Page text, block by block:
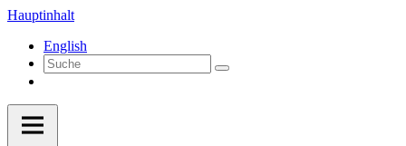
Hauptinhalt
English